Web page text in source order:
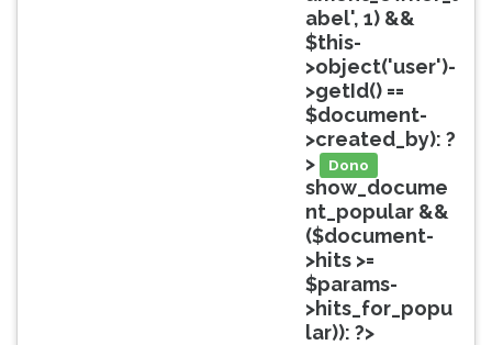
abel', 1) &&
$this-
>object('user')-
>getId() ==
$document-
>created_by): ?
>
Dono
show_docume
nt_popular &&
($document-
>hits >=
$params-
>hits_for_popu
lar)): ?>